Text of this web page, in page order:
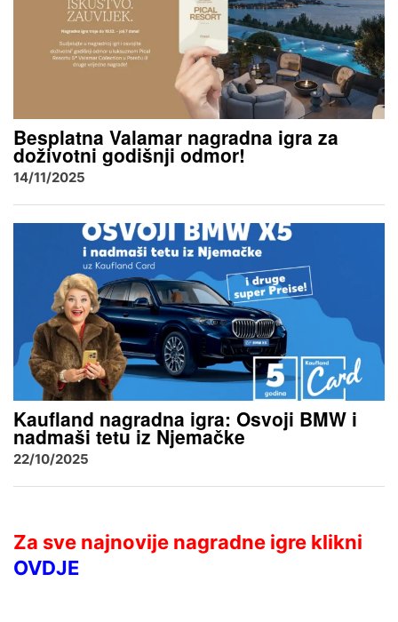
Besplatna Valamar nagradna igra za
doživotni godišnji odmor!
14/11/2025
Kaufland nagradna igra: Osvoji BMW i
nadmaši tetu iz Njemačke
22/10/2025
Za sve najnovije nagradne igre klikni
OVDJE